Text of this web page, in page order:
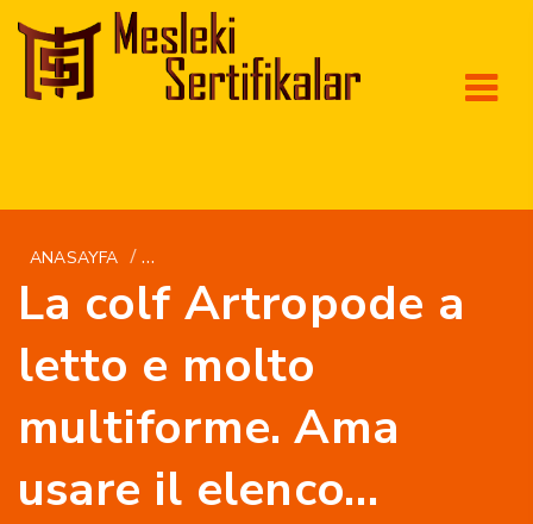
ANASAYFA / LOVINGWOMEN.ORG IT+SITI-DI-INCONTRI-
La colf Artropode a
letto e molto
multiforme. Ama
usare il elenco…